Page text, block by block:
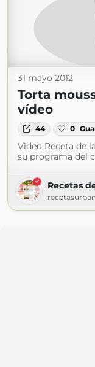
31 mayo 2012
Torta
vídeo
44 0
Video Receta de
su programa del
Recetas